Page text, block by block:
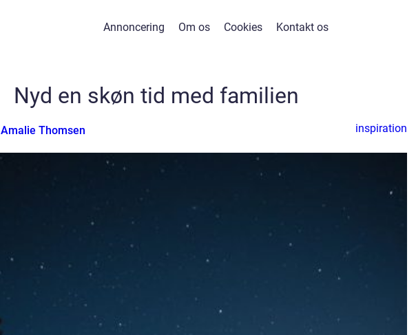
Annoncering Om os Cookies Kontakt os
Nyd en skøn tid med familien
Amalie Thomsen inspiration